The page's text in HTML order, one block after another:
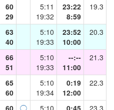
60
29
5:11
19:32
23:22
8:59
19.3
63
40
5:10
19:33
23:52
10:00
20.3
66
51
5:10
19:33
--:--
11:00
21.3
65
60
5:10
19:34
0:19
12:00
22.3
60
◯
5:10
0:45
23.3